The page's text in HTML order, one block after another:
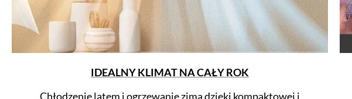
IDEALNY KLIMAT NA CAŁY ROK
Chłodzenie latem i ogrzewanie zimą dzięki kompaktowej i